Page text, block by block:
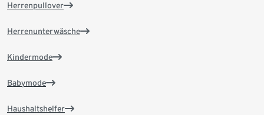
Herrenpullover
Herrenunterwäsche
Kindermode
Babymode
Haushaltshelfer